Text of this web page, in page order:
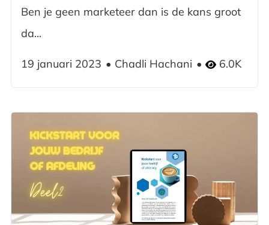
Ben je geen marketeer dan is de kans groot
da...
19 januari 2023 Chadli Hachani 6.0K